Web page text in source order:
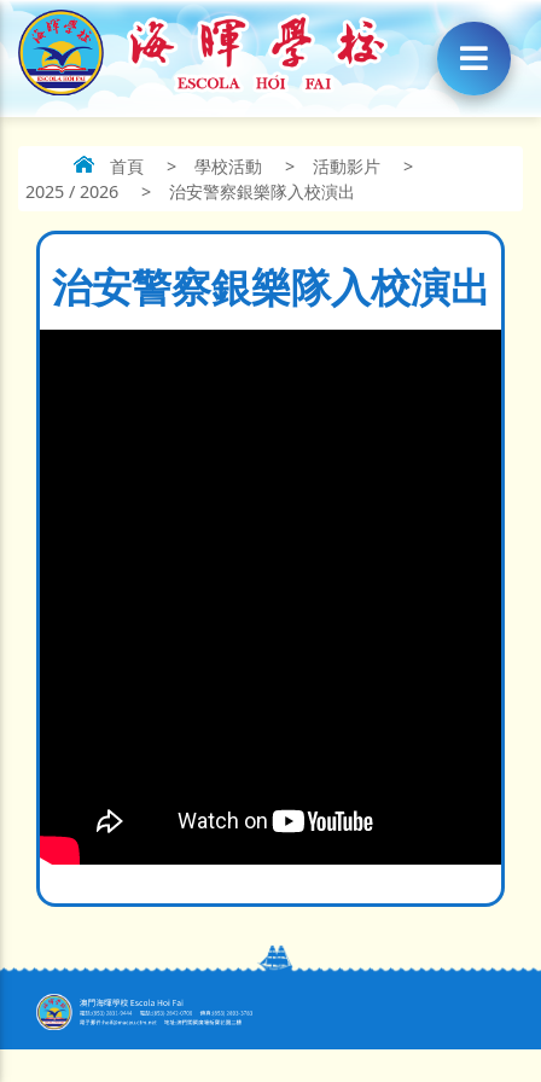
首頁 > 學校活動 > 活動影片
>
2025 / 2026
> 治安警察銀樂隊入校演出
治安警察銀樂隊入校演出